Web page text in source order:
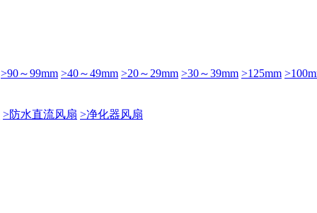
>90～99mm >40～49mm >20～29mm >30～39mm >125mm
>防水直流风扇 >净化器风扇